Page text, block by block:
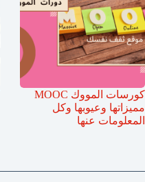
كورسات المووك MOOC
مميزاتها وعيوبها وكل
المعلومات عنها